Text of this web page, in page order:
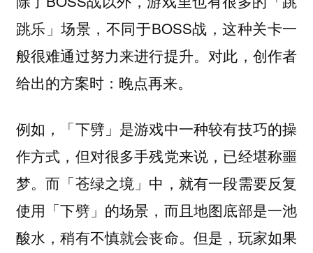
跳乐」场景，不同于BOSS战，这种关卡一
般很难通过努力来进行提升。对此，创作者
给出的方案时：晚点再来。
例如，「下劈」是游戏中一种较有技巧的操
作方式，但对很多手残党来说，已经堪称噩
梦。而「苍绿之境」中，就有一段需要反复
使用「下劈」的场景，而且地图底部是一池
酸水，稍有不慎就会丧命。但是，玩家如果